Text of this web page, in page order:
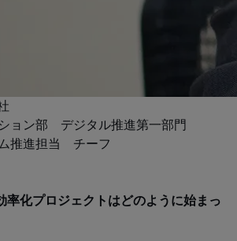
ョン部 デジタル推進第一部門
推進担当 チーフ
率化プロジェクトはどのように始まっ